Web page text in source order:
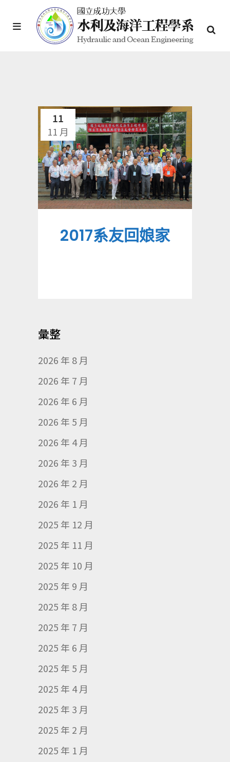
11
11 月
2017系友回娘家
彙整
2026 年 8 月
2026 年 7 月
2026 年 6 月
2026 年 5 月
2026 年 4 月
2026 年 3 月
2026 年 2 月
2026 年 1 月
2025 年 12 月
2025 年 11 月
2025 年 10 月
2025 年 9 月
2025 年 8 月
2025 年 7 月
2025 年 6 月
2025 年 5 月
2025 年 4 月
2025 年 3 月
2025 年 2 月
2025 年 1 月